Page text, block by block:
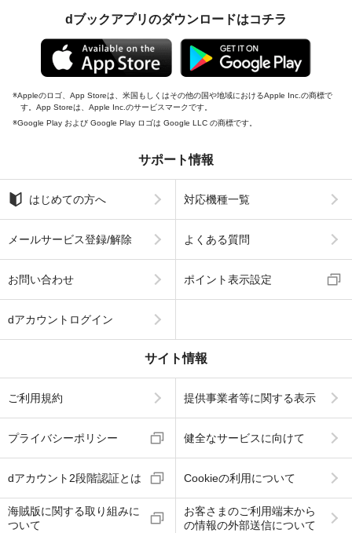
dブックアプリのダウンロードはコチラ
Appleのロゴ、App Storeは、米国もしくはその他の国や地域におけるApple Inc.の商標で
す。App Storeは、Apple Inc.のサービスマークです。
Google Play および Google Play ロゴは Google LLC の商標です。
サポート情報
はじめての方へ 対応機種一覧
メールサービス登録/解除 よくある質問
お問い合わせ ポイント表示設定
dアカウントログイン
サイト情報
ご利用規約 提供事業者等に関する表示
プライバシーポリシー 健全なサービスに向けて
dアカウント2段階認証とは Cookieの利用について
海賊版に関する取り組みに
ついて
お客さまのご利用端末から
の情報の外部送信について